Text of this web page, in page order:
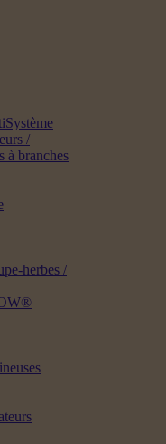
/
à branches
herbes /